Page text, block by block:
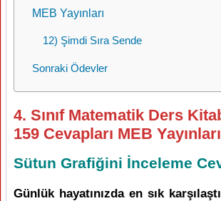
MEB Yayınları
12) Şimdi Sıra Sende
Sonraki Ödevler
4. Sınıf Matematik Ders
159 Cevapları MEB Yayınları
Sütun Grafiğini İnceleme
Günlük hayatınızda en sık